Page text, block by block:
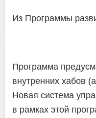
Из Программы
Программа
внутренних хабов
Новая система
в рамках этой